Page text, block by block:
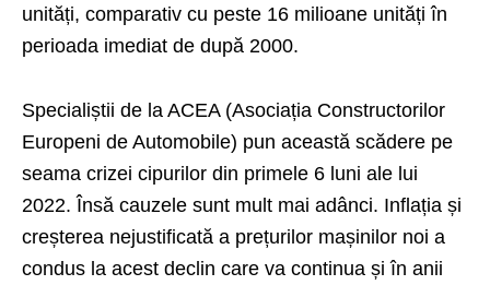
unități, comparativ cu peste 16 milioane unități în
perioada imediat de după 2000.
Specialiștii de la ACEA (Asociația Constructorilor
Europeni de Automobile) pun această scădere pe
seama crizei cipurilor din primele 6 luni ale lui
2022. Însă cauzele sunt mult mai adânci. Inflația și
creșterea nejustificată a prețurilor mașinilor noi a
condus la acest declin care va continua și în anii